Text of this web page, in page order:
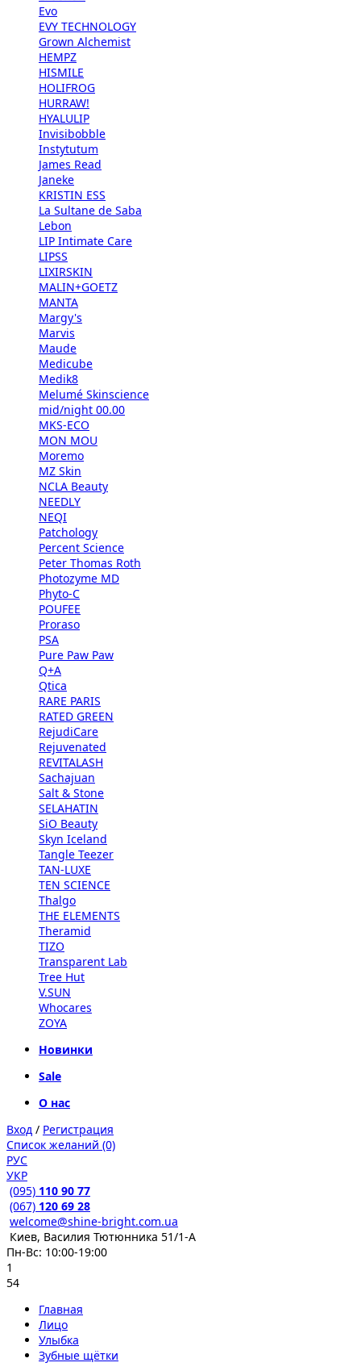
Evo
EVY TECHNOLOGY
Grown Alchemist
HEMPZ
HISMILE
HOLIFROG
HURRAW!
HYALULIP
Invisibobble
Instytutum
James Read
Janeke
KRISTIN ESS
La Sultane de Saba
Lebon
LIP Intimate Care
LIPSS
LIXIRSKIN
MALIN+GOETZ
MANTA
Margy's
Marvis
Maude
Medicube
Medik8
Melumé Skinscience
mid/night 00.00
MKS-ECO
MON MOU
Moremo
MZ Skin
NCLA Beauty
NEEDLY
NEQI
Patchology
Percent Science
Peter Thomas Roth
Photozyme MD
Phyto-C
POUFEE
Proraso
PSA
Pure Paw Paw
Q+A
Qtica
RARE PARIS
RATED GREEN
RejudiCare
Rejuvenated
REVITALASH
Sachajuan
Salt & Stone
SELAHATIN
SiO Beauty
Skyn Iceland
Tangle Teezer
TAN-LUXE
TEN SCIENCE
Thalgo
THE ELEMENTS
Theramid
TIZO
Transparent Lab
Tree Hut
V.SUN
Whocares
ZOYA
Новинки
Sale
О нас
Вход / Регистрация
Список желаний (0)
РУС
УКР
(095) 110 90 77
(067) 120 69 28
welcome@shine-bright.com.ua
Киев, Василия Тютюнника 51/1-А
Пн-Вс: 10:00-19:00
1
54
Главная
Лицо
Улыбка
Зубные щётки